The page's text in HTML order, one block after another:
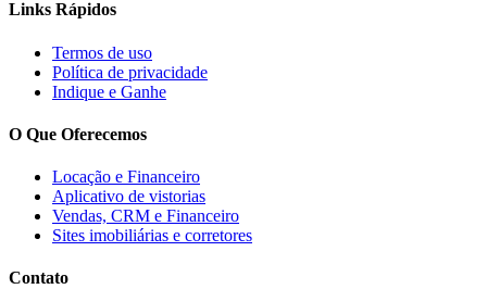
Links Rápidos
Termos de uso
Política de privacidade
Indique e Ganhe
O Que Oferecemos
Locação e Financeiro
Aplicativo de vistorias
Vendas, CRM e Financeiro
Sites imobiliárias e corretores
Contato